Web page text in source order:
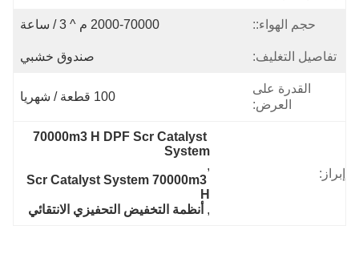
حجم الهواء:: 2000-70000 م ^ 3 / ساعة
تفاصيل التغليف: صندوق خشبي
القدرة على
العرض:
100 قطعة / شهريا
إبراز:
70000m3 H DPF Scr Catalyst
System
,
Scr Catalyst System 70000m3
H
, أنظمة التخفيض التحفيزي الانتقائي